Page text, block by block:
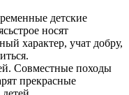
детские
носят
характер, учат добру,
Совместные походы
прекрасные